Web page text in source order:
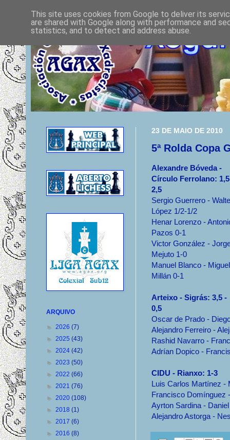
23 DE MAIO DE 2010
5ª Rolda Copa
Alexandre Bóveda -
Círculo Ferrolano:
2,5
Sergio Guerrero -
López 1/2-1/2
Henar Lorenzo -
Pazos 0-1
Victor González -
Mejuto 1-0
Manuel Blanco - Miguel
Millán 0-1
Arteixo - Sigrás: 3,5 -
0,5
Oscar de Prado -
Alejandro Ferreiro -
Rashid Navarro -
Adrían Dopico -
CIDU - Rianxo: 1-3
Luis Carlos Martínez -
Francisco Domínguez
Ayrton Sardina -
Alejandro Astorga -
ARQUIVO
► 2026 (7)
► 2025 (43)
► 2024 (42)
► 2023 (50)
► 2022 (66)
► 2021 (76)
► 2020 (108)
► 2018 (1)
► 2017 (6)
► 2016 (8)
This site uses cookies from Google to deliver its
are shared with Google along with performance and
statistics, and to detect and address abuse.